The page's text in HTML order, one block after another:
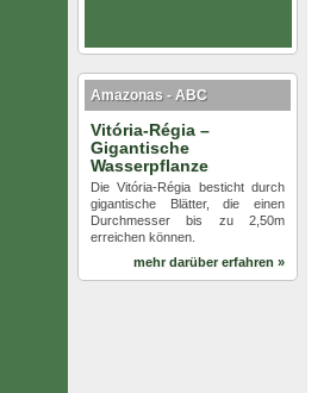
Amazonas - ABC
Vitória-Régia –
Gigantische
Wasserpflanze
Die Vitória-Régia besticht durch
gigantische Blätter, die einen
Durchmesser bis zu 2,50m
erreichen können.
mehr darüber erfahren »